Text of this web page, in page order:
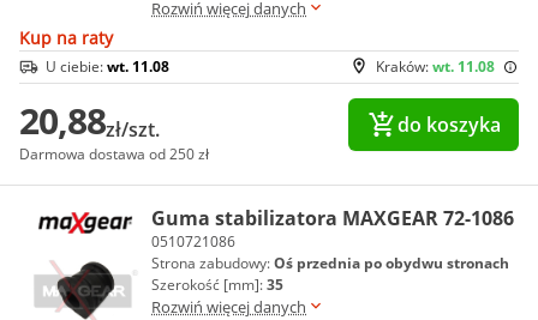
Rozwiń więcej danych
Kup na raty
Kraków:wt. 11.08
U ciebie:wt. 11.08
20,88zł/szt.
Darmowa dostawa od 250 zł
do koszyka
Guma stabilizatora MAXGEAR 72-1086
0510721086
Strona zabudowy:Oś przednia po obydwu stronach
Szerokość [mm]:35
Rozwiń więcej danych